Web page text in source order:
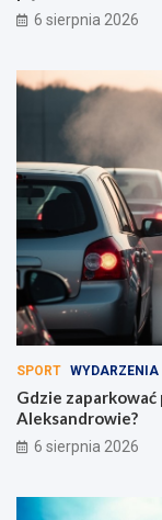
6 sierpnia 2026
SPORT WYDARZENIA
Gdzie zaparkować
Aleksandrowie?
6 sierpnia 2026